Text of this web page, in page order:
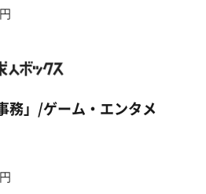
務」/ゲーム・エンタメ